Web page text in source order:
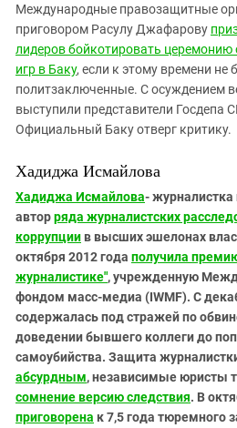
Международные правозащитные
приговором Расулу Джафарову
лидеров бойкотировать церемонию
игр в Баку, если к этому времени не
политзаключенные. С осуждением
выступили представители Госдепа
Официальный Баку отверг критику.
Хадиджа Исмайлова
Хадиджа Исмайлова-
авторряда журналистских
коррупции в высших эшелонах
октября 2012 года получила
журналистике", учрежденную
фондом масс-медиа (IWMF). С
содержалась под стражей по
доведении бывшего коллеги до
самоубийства. Защита
абсурдным, независимые юристы
сомнение версию следствия. В
приговорена к 7,5 года тюремного